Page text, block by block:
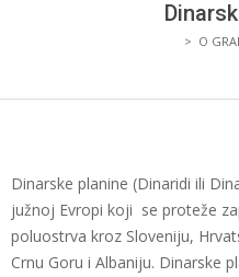
GRAHOVA
> O
Dinarske planine (Dinaridi ili
južnoj Evropi koji se proteže
poluostrva kroz Sloveniju,
Crnu Goru i Albaniju. Dinarske